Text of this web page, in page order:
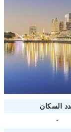
السكان
-